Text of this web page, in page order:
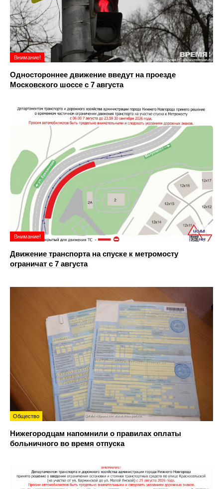
Внимание!
Одностороннее движение введут на проезде
Московского шоссе с 7 августа
Внимание!
Движение транспорта на спуске к метромосту
ограничат с 7 августа
Общество
Нижегородцам напомнили о правилах оплаты
больничного во время отпуска